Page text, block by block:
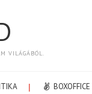
VILÁGÁBÓL.
BOXOFFICE